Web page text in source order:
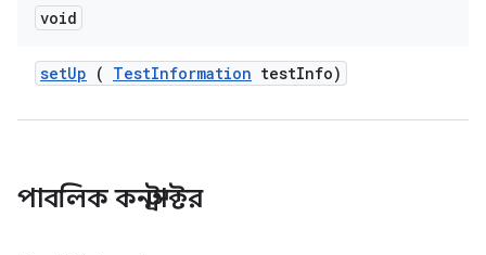
void
setUp ( TestInformation testInfo)
পাবলিক কনস্ট্রাক্টর